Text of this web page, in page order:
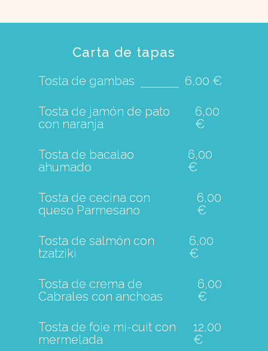
Carta de tapas
Tosta de gambas 6,00 €
Tosta de jamón de pato
con naranja
6,00
€
Tosta de bacalao
ahumado
6,00
€
Tosta de cecina con
queso Parmesano
6,00
€
Tosta de salmón con
tzatziki
6,00
€
Tosta de crema de
Cabrales con anchoas
6,00
€
Tosta de foie mi-cuit con
mermelada
12,00
€